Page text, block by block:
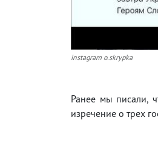
instagram o.skrypka
Ранее мы писали,
изречение о трех